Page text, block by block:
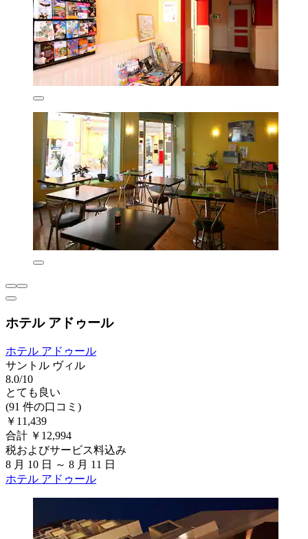
ホテル アドゥール
ホテル アドゥール
サントル ヴィル
8.0/10
とても良い
(91 件の口コミ)
￥11,439
合計 ￥12,994
税およびサービス料込み
8 月 10 日 ～ 8 月 11 日
ホテル アドゥール